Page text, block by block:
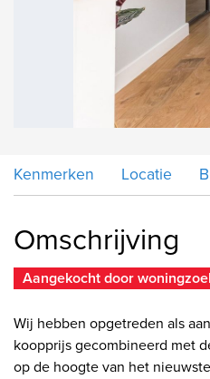
Kenmerken Locatie
Omschrijving
Aangekocht door
Wij hebben opgetreden als
koopprijs gecombineerd met
op de hoogte van het